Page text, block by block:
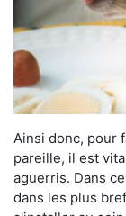
Ainsi donc, pour
pareille, il est
aguerris. Dans
dans les plus